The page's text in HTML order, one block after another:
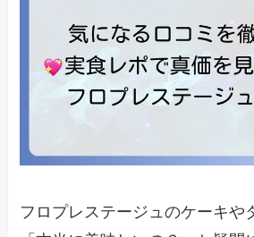
フロプレステージュのケーキや